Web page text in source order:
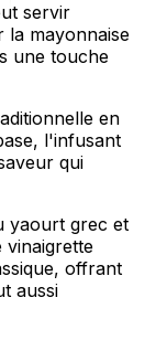
servir
la mayonnaise
une touche
en
l'infusant
qui
yaourt grec et
offrant
aussi